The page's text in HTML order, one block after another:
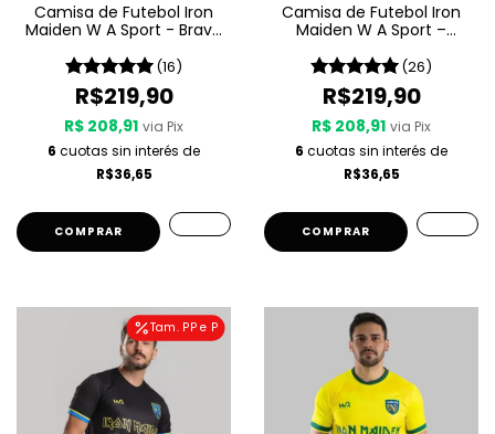
Camisa de Futebol Iron
Maiden W A Sport - Brave
(16)
R$219,90
R$ 208,91 via Pix
6 cuotas sin interés de
R$36,65
COMPRAR
Camisa de Futebol Iron
Maiden W A Sport –
(26)
R$219,90
R$ 208,91 via Pix
6 cuotas sin interés de
R$36,65
COMPRAR
Tam. PP e P